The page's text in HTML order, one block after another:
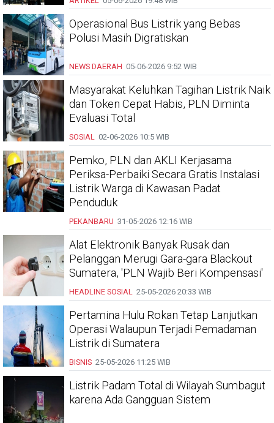
Operasional Bus Listrik yang Bebas
Polusi Masih Digratiskan
NEWS DAERAH 05-06-2026 9:52 WIB
Masyarakat Keluhkan Tagihan Listrik Naik
dan Token Cepat Habis, PLN Diminta
Evaluasi Total
SOSIAL 02-06-2026 10:5 WIB
Pemko, PLN dan AKLI Kerjasama
Periksa-Perbaiki Secara Gratis Instalasi
Listrik Warga di Kawasan Padat
Penduduk
PEKANBARU 31-05-2026 12:16 WIB
Alat Elektronik Banyak Rusak dan
Pelanggan Merugi Gara-gara Blackout
Sumatera, 'PLN Wajib Beri Kompensasi'
HEADLINE SOSIAL 25-05-2026 20:33 WIB
Pertamina Hulu Rokan Tetap Lanjutkan
Operasi Walaupun Terjadi Pemadaman
Listrik di Sumatera
BISNIS 25-05-2026 11:25 WIB
Listrik Padam Total di Wilayah Sumbagut
karena Ada Gangguan Sistem